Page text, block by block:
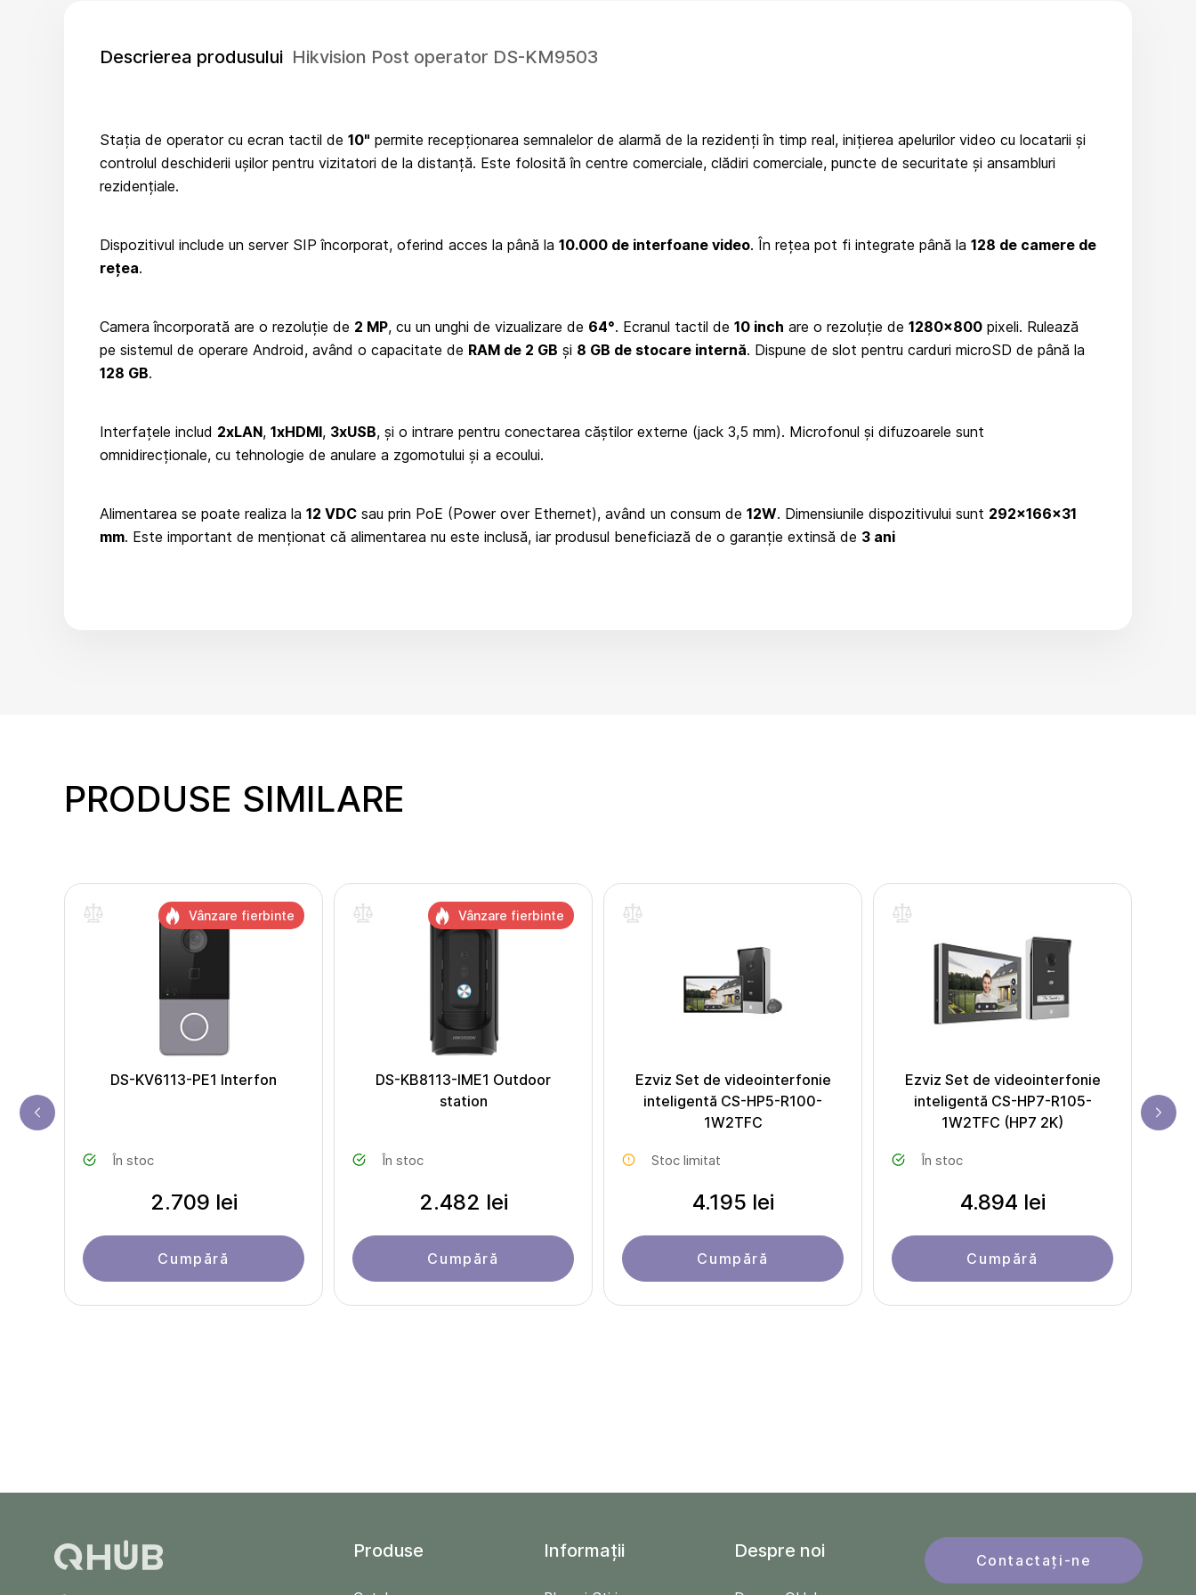
Descrierea produsului Hikvision Post operator DS-KM9503
Stația de operator cu ecran tactil de 10" permite recepționarea semnalelor de alarmă de la rezidenți în timp real, inițierea apelurilor video cu locatarii și
controlul deschiderii ușilor pentru vizitatori de la distanță. Este folosită în centre comerciale, clădiri comerciale, puncte de securitate și ansambluri
rezidențiale.
Dispozitivul include un server SIP încorporat, oferind acces la până la 10.000 de interfoane video. În rețea pot fi integrate până la 128 de camere de
rețea.
Camera încorporată are o rezoluție de 2 MP, cu un unghi de vizualizare de 64°. Ecranul tactil de 10 inch are o rezoluție de 1280×800 pixeli. Rulează
pe sistemul de operare Android, având o capacitate de RAM de 2 GB și 8 GB de stocare internă. Dispune de slot pentru carduri microSD de până la
128 GB.
Interfațele includ 2xLAN, 1xHDMI, 3xUSB, și o intrare pentru conectarea căștilor externe (jack 3,5 mm). Microfonul și difuzoarele sunt
omnidirecționale, cu tehnologie de anulare a zgomotului și a ecoului.
Alimentarea se poate realiza la 12 VDC sau prin PoE (Power over Ethernet), având un consum de 12W. Dimensiunile dispozitivului sunt 292x166x31
mm. Este important de menționat că alimentarea nu este inclusă, iar produsul beneficiază de o garanție extinsă de 3 ani
PRODUSE SIMILARE
DS-KV6113-PE1 Interfon
În stoc
2.709 lei
Cumpără
Vânzare fierbinte
DS-KB8113-IME1 Outdoor
station
În stoc
2.482 lei
Cumpără
Vânzare fierbinte
Ezviz Set de videointerfonie
inteligentă CS-HP5-R100-
1W2TFC
Stoc limitat
4.195 lei
Cumpără
Ezviz Set de videointerfonie
inteligentă CS-HP7-R105-
1W2TFC (HP7 2K)
În stoc
4.894 lei
Cumpără
Produse Informații Despre noi Contactați-ne